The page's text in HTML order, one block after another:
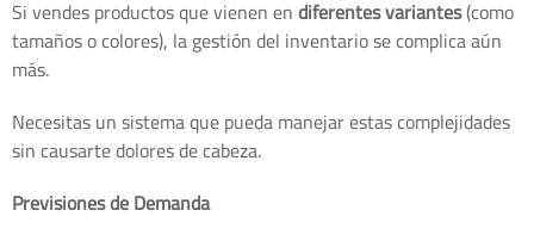
Si vendes productos que vienen endiferentes variantes(como
tamaños o colores), la gestión del inventario se complica aún
más.
Necesitas un sistema que pueda manejar estas complejidades
sin causarte dolores de cabeza.
Previsiones de Demanda